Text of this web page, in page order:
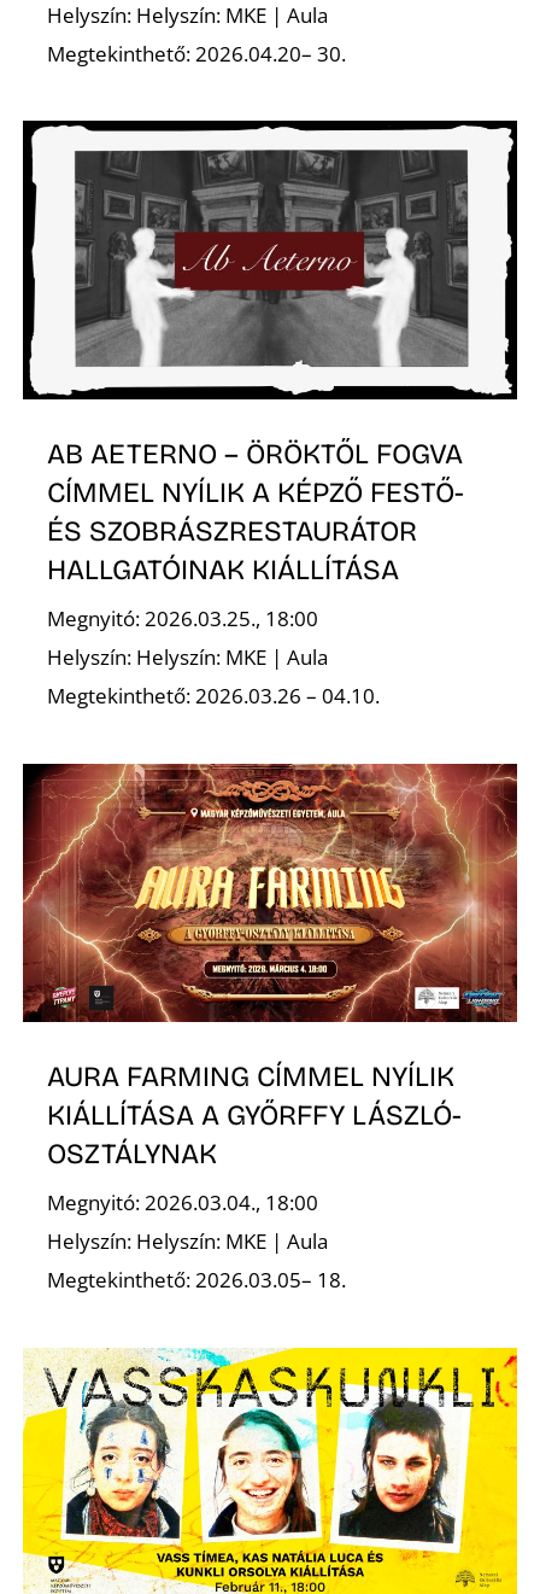
Helyszín: Helyszín: MKE | Aula
Megtekinthető: 2026.04.20– 30.
AB AETERNO – ÖRÖKTŐL FOGVA
CÍMMEL NYÍLIK A KÉPZŐ FESTŐ-
ÉS SZOBRÁSZRESTAURÁTOR
HALLGATÓINAK KIÁLLÍTÁSA
Megnyitó: 2026.03.25., 18:00
Helyszín: Helyszín: MKE | Aula
Megtekinthető: 2026.03.26 – 04.10.
AURA FARMING CÍMMEL NYÍLIK
KIÁLLÍTÁSA A GYŐRFFY LÁSZLÓ-
OSZTÁLYNAK
Megnyitó: 2026.03.04., 18:00
Helyszín: Helyszín: MKE | Aula
Megtekinthető: 2026.03.05– 18.